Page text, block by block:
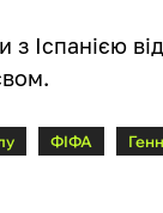
з Іспанією
ФІФА